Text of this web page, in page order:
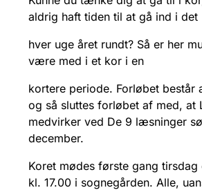
aldrig haft tiden til at gå ind i det
hver uge året rundt? Så er her
være med i et kor i en
kortere periode. Forløbet består
og så sluttes forløbet af med, at
medvirker ved De 9 læsninger
december.
Koret mødes første gang
kl. 17.00 i sognegården. Alle,